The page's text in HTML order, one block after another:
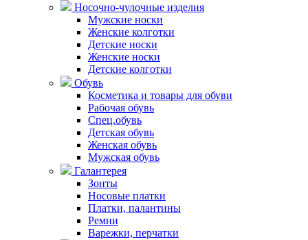
Носочно-чулочные изделия
Мужские носки
Женские колготки
Детские носки
Женские носки
Детские колготки
Обувь
Косметика и товары для обуви
Рабочая обувь
Спец.обувь
Детская обувь
Женская обувь
Мужская обувь
Галантерея
Зонты
Носовые платки
Платки, палантины
Ремни
Варежки, перчатки